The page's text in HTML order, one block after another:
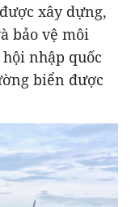
xây dựng,
bảo vệ môi
nhập quốc
biển được